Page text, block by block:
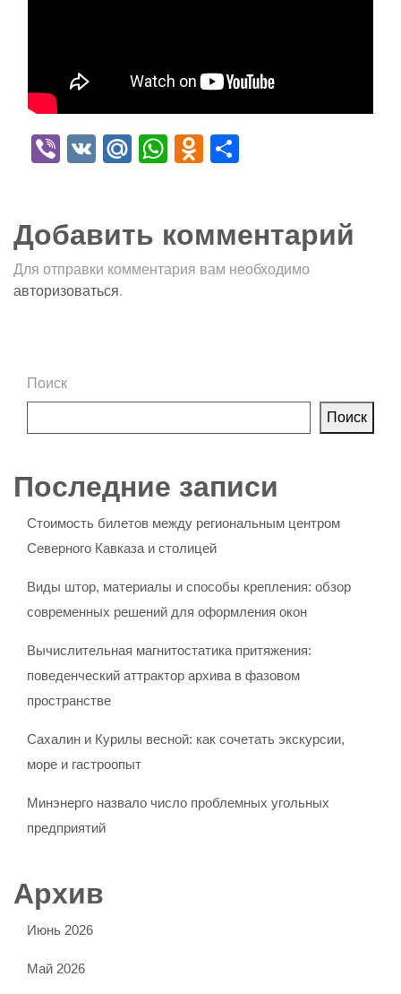
Viber
VK Mail.Ru
WhatsApp
Odnoklassniki
Добавить комментарий
Для отправки комментария вам необходимо
авторизоваться.
Поиск
Поиск
Последние записи
Стоимость билетов между региональным центром
Северного Кавказа и столицей
Виды штор, материалы и способы крепления: обзор
современных решений для оформления окон
Вычислительная магнитостатика притяжения:
поведенческий аттрактор архива в фазовом
пространстве
Сахалин и Курилы весной: как сочетать экскурсии,
море и гастроопыт
Минэнерго назвало число проблемных угольных
предприятий
Архив
Июнь 2026
Май 2026